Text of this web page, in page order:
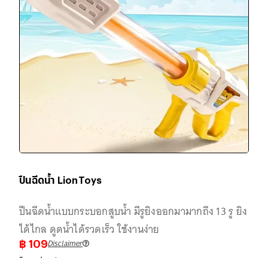
ปืนฉีดน้ำ LionToys
ปืนฉีดน้ำแบบกระบอกสูบน้ำ มีรูยิงออกมามากถึง 13 รู ยิง
ได้ไกล ดูดน้ำได้รวดเร็ว ใช้งานง่าย
฿ 109Disclaimer